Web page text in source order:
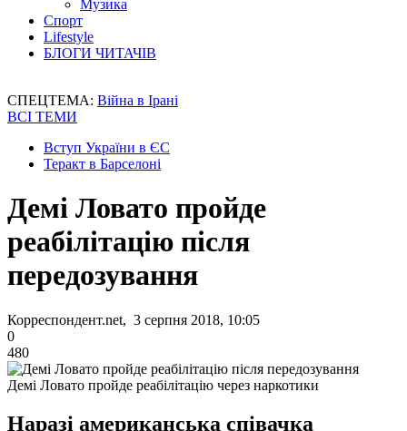
Музика
Спорт
Lifestyle
БЛОГИ ЧИТАЧІВ
СПЕЦТЕМА: Війна в Ірані
ВСІ ТЕМИ
Вступ України в ЄС
Теракт в Барселоні
Демі Ловато пройде
реабілітацію після
передозування
Корреспондент.net, 3 серпня 2018, 10:05
0
480
Демі Ловато пройде реабілітацію через наркотики
Наразі американська співачка